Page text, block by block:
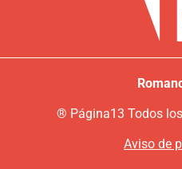
® Página13 Todos
Aviso de